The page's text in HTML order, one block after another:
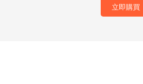
立即購買